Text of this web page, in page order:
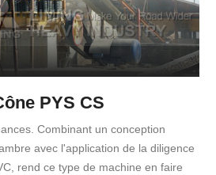
PYS CS
Combinant un conception
avec l'application de la diligence
rend ce type de machine en faire